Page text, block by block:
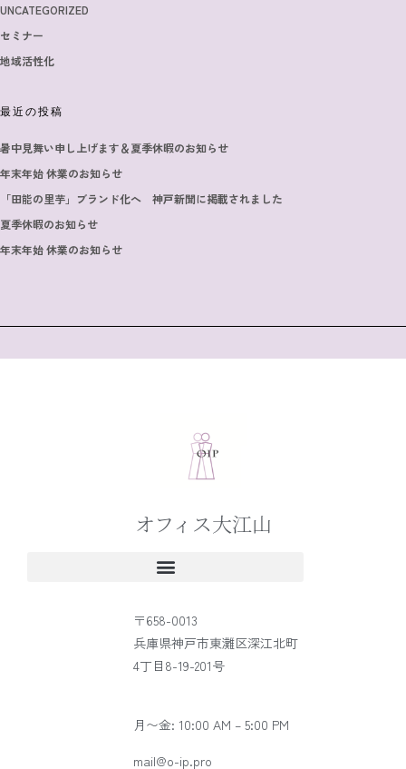
UNCATEGORIZED
セミナー
地域活性化
最近の投稿
暑中見舞い申し上げます＆夏季休暇のお知らせ
年末年始 休業のお知らせ
「田能の里芋」ブランド化へ 神戸新聞に掲載されました
夏季休暇のお知らせ
年末年始 休業のお知らせ
オフィス大江山
〒658-0013
兵庫県神戸市東灘区深江北町
4丁目8-19-201号
月〜金: 10:00 AM – 5:00 PM
mail@o-ip.pro